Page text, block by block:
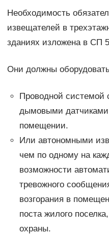
Необходимость
извещателей в
зданиях изложена в СП
Они должны
Проводной системой
дымовыми
помещении.
Или автономными
чем по одному на
возможности
тревожного
возгорания в
поста жилого
охраны.